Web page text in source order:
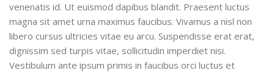
venenatis id. Ut euismod dapibus blandit. Praesent luctus
magna sit amet urna maximus faucibus. Vivamus a nisl non
libero cursus ultricies vitae eu arcu. Suspendisse erat erat,
dignissim sed turpis vitae, sollicitudin imperdiet nisi.
Vestibulum ante ipsum primis in faucibus orci luctus et